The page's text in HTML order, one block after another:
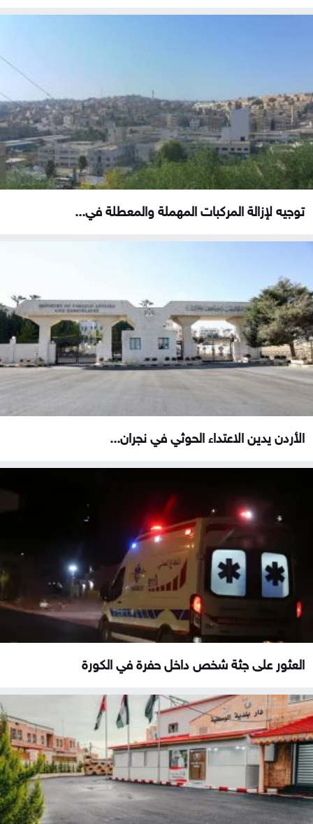
توجيه لإزالة المركبات المهملة والمعطلة في...
الأردن يدين الاعتداء الحوثي في نجران...
العثور على جثة شخص داخل حفرة في الكورة